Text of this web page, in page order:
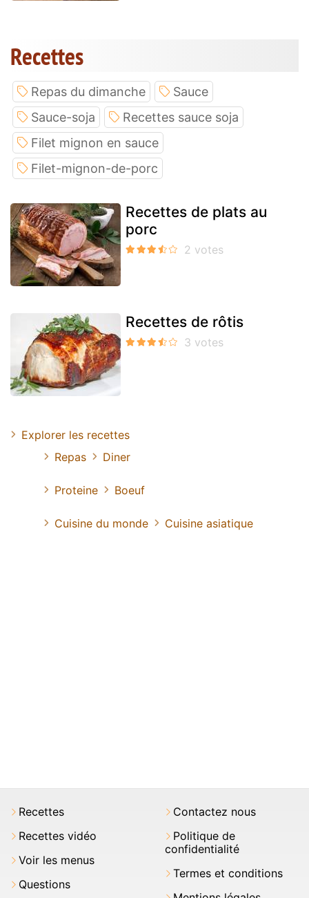
Recettes
Repas du dimanche
Sauce
Sauce-soja
Recettes sauce soja
Filet mignon en sauce
Filet-mignon-de-porc
Recettes de plats au
porc
Recettes de rôtis
Explorer les recettes
Repas
Diner
Proteine Boeuf
Cuisine du monde Cuisine asiatique
Recettes
Recettes vidéo
Voir les menus
Questions
Contactez nous
Politique de
confidentialité
Termes et conditions